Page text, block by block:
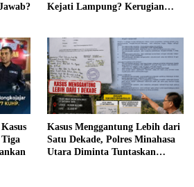
Kejati Lampung? Kerugian
Kasus Menggantung Lebih dari
Satu Dekade, Polres Minahasa
Utara Diminta Tuntaskan